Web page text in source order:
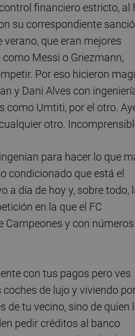
financiero estricto, al
su correspondiente
que eran mejores
Messi o Griezmann,
Por eso hicieron
y Dani Alves con
como Umtiti, por el otro.
otro.
para hacer lo que
condicionado que está el
a día de hoy y, sobre todo,
en la que el FC
Campeones y con números
con tus pagos pero ves
de lujo y viviendo
de tu vecino, sino de quien
pedir créditos al banco